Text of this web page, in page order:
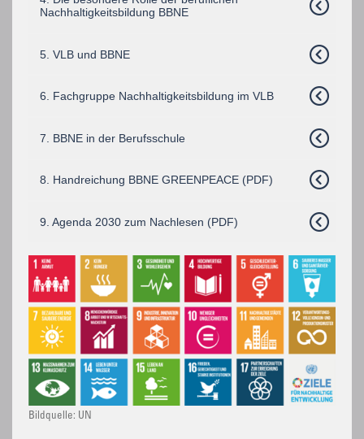
Nachhaltigkeitsbildung BBNE
5. VLB und BBNE
6. Fachgruppe Nachhaltigkeitsbildung im VLB
7. BBNE in der Berufsschule
8. Handreichung BBNE GREENPEACE (PDF)
9. Agenda 2030 zum Nachlesen (PDF)
Bildquelle: UN